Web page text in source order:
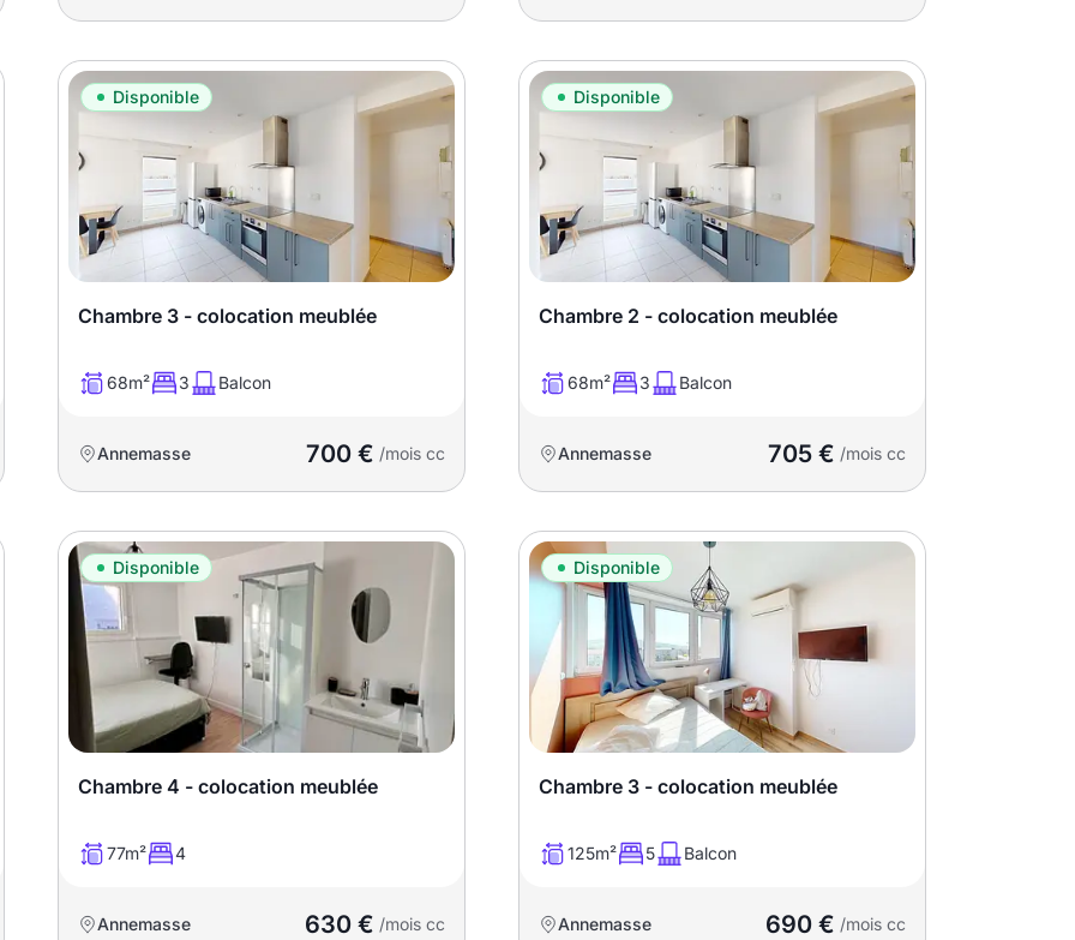
Disponible
Chambre 3 - colocation meublée
68m² 3 Balcon
Annemasse 700 € /mois cc
Disponible
Chambre 2 - colocation meublée
68m² 3 Balcon
Annemasse 705 € /mois cc
Disponible
Chambre 4 - colocation meublée
77m² 4
Annemasse 630 € /mois cc
Disponible
Chambre 3 - colocation meublée
125m² 5 Balcon
Annemasse 690 € /mois cc